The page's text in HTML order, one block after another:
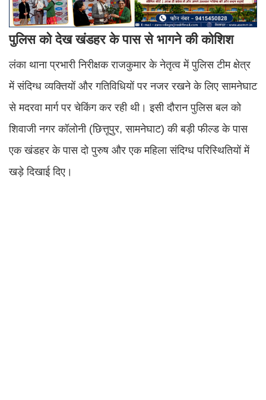
पुलिस को देख खंडहर के पास से भागने की कोशिश
लंका थाना प्रभारी निरीक्षक राजकुमार के नेतृत्व में पुलिस टीम क्षेत्र
में संदिग्ध व्यक्तियों और गतिविधियों पर नजर रखने के लिए सामनेघाट
से मदरवा मार्ग पर चेकिंग कर रही थी। इसी दौरान पुलिस बल को
शिवाजी नगर कॉलोनी (छित्तूपुर, सामनेघाट) की बड़ी फील्ड के पास
एक खंडहर के पास दो पुरुष और एक महिला संदिग्ध परिस्थितियों में
खड़े दिखाई दिए।